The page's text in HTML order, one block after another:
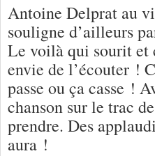
Antoine Delprat au
souligne d’ailleurs
Le voilà qui sourit et
envie de l’écouter !
passe ou ça casse !
chanson sur le trac
prendre. Des
aura !